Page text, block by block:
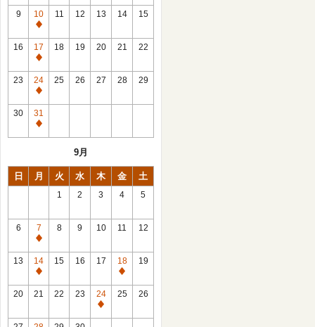
館
日
9
10
休
館
日
11 12 13 14 15
16
17
休
館
日
18 19 20 21 22
23
24
休
館
日
25 26 27 28 29
30
31
休
9月
日 月 火 水 木 金 土
1 2 3 4 5
6
7
休
館
日
8 9 10 11 12
13
14
休
館
15 16 17
18
休
館
19
20 21 22 23
24
休
25 26